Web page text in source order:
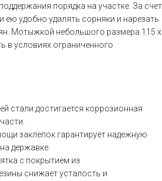
порядка на участке. За счет
ею удобно удалять сорняки и нарезать
Мотыжкой небольшого размера 115 х
в условиях ограниченного
стали достигается коррозионная
заклепок гарантирует надежную
державке.
с покрытием из
снижает усталость и